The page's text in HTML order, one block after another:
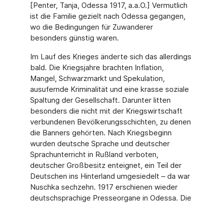
[Penter, Tanja, Odessa 1917, a.a.O.] Vermutlich
ist die Familie gezielt nach Odessa gegangen,
wo die Bedingungen für Zuwanderer
besonders günstig waren.
Im Lauf des Krieges änderte sich das allerdings
bald. Die Kriegsjahre brachten Inflation,
Mangel, Schwarzmarkt und Spekulation,
ausufernde Kriminalität und eine krasse soziale
Spaltung der Gesellschaft. Darunter litten
besonders die nicht mit der Kriegswirtschaft
verbundenen Bevölkerungsschichten, zu denen
die Banners gehörten. Nach Kriegsbeginn
wurden deutsche Sprache und deutscher
Sprachunterricht in Rußland verboten,
deutscher Großbesitz enteignet, ein Teil der
Deutschen ins Hinterland umgesiedelt – da war
Nuschka sechzehn. 1917 erschienen wieder
deutschsprachige Presseorgane in Odessa. Die